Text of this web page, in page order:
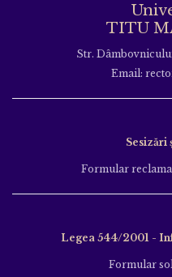
TITU
Str.
Email:
Sesizări
Formular
Legea 544/2001 -
Formular